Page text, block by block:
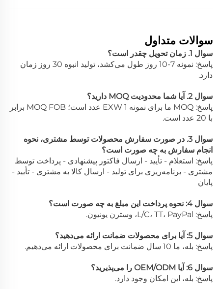
سوالات متداول
سوال 1. زمان تحویل چقدر است؟
پاسخ: نمونه 7-10 روز طول می‌کشد، تولید انبوه 30 روز زمان
دارد.
سوال 2. آیا شما محدودیت MOQ دارید؟
پاسخ: MOQ ما برای نمونه EXW 1 عدد است؛ MOQ FOB برابر
با 20 عدد است.
سوال 3. در صورت سفارش محصولات توسط مشتری، نحوه
انجام سفارش به چه صورت است؟
پاسخ: استعلام - تأیید - ارسال فاکتور پیشنهادی - پرداخت توسط
مشتری - برنامه‌ریزی برای تولید - ارسال کالا به مشتری - تأیید -
پایان
سوال 4: نحوه پرداخت این مبلغ به چه صورت است؟
پاسخ: L/C، TT، PayPal، وسترن یونیون.
سوال 5: آیا برای محصولات ضمانت ارائه می‌دهید؟
پاسخ: بله، ما 10 سال ضمانت برای محصولات ارائه می‌دهیم.
سوال 6: آیا OEM/ODM را می‌پذیرید؟
پاسخ: بله، این امکان وجود دارد.